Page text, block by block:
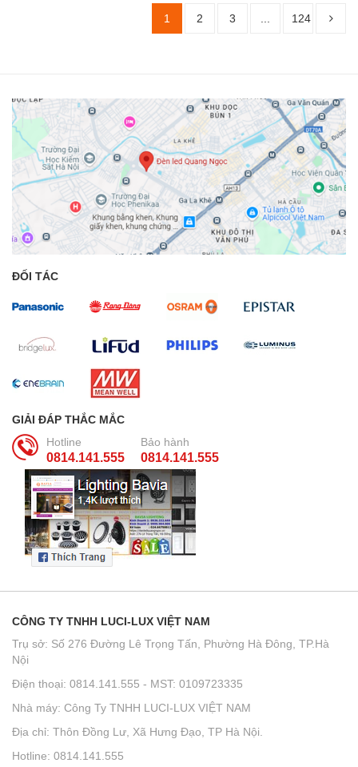
1 2 3 124
ĐỐI TÁC
GIẢI ĐÁP THẮC MẮC
Hotline
0814.141.555
Bảo hành
0814.141.555
CÔNG TY TNHH LUCI-LUX VIỆT NAM
Trụ sở: Số 276 Đường Lê Trọng Tấn, Phường Hà Đông, TP.Hà
Nội
Điện thoại: 0814.141.555 - MST: 0109723335
Nhà máy: Công Ty TNHH LUCI-LUX VIỆT NAM
Địa chỉ: Thôn Đồng Lư, Xã Hưng Đạo, TP Hà Nội.
Hotline: 0814.141.555